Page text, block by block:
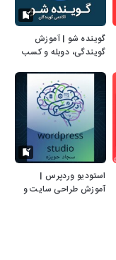
گوینده شو | آموزش
گویندگی، دوبله و کسب
استودیو وردپرس |
آموزش طراحی سایت و